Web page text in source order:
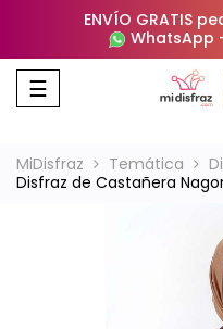
ENVÍO GRATIS
WhatsApp
Navegación
de
☰
MiDisfraz Temática
Disfraz de Castañera